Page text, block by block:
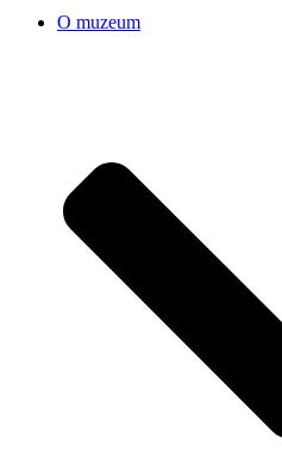
O muzeum